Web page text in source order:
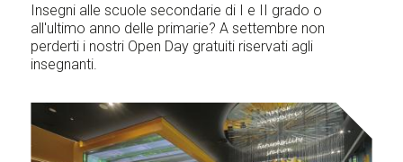
Insegni alle scuole secondarie di I e II grado o
all'ultimo anno delle primarie? A settembre non
perderti i nostri Open Day gratuiti riservati agli
insegnanti.